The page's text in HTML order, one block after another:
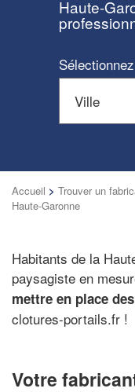
Haute-
Accueil > Trouver un
Haute-Garonne
Habitants de la
paysagiste en
mettre en place
clotures-portails.fr !
Votre